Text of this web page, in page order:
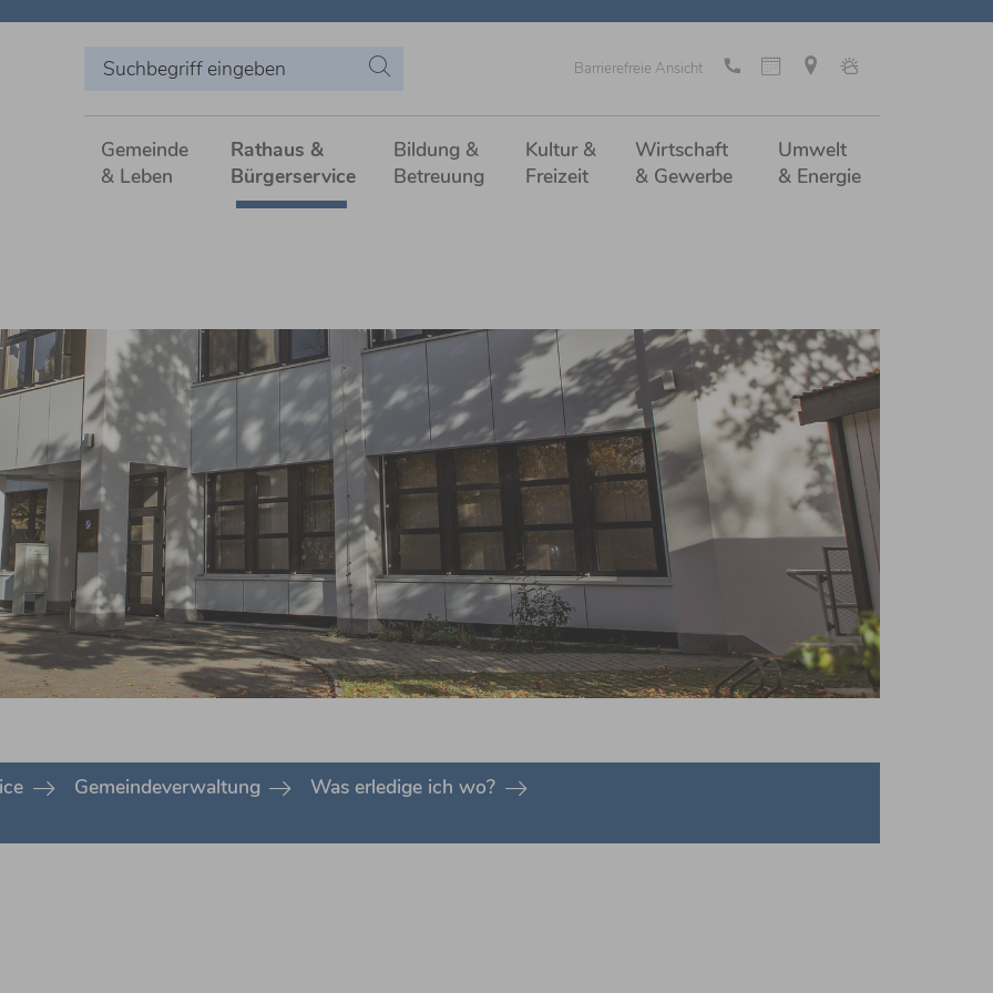
Barrierefreie Ansicht
Gemeinde
& Leben
Rathaus &
Bürgerservice
Bildung &
Betreuung
Kultur &
Freizeit
Wirtschaft
& Gewerbe
Umwelt
& Energie
Gemeindeverwaltung
Was erledige ich wo?